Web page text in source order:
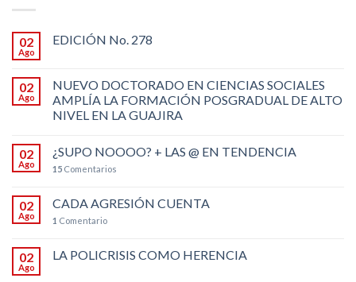
02
Ago
EDICIÓN No. 278
02
Ago
NUEVO DOCTORADO EN CIENCIAS SOCIALES
AMPLÍA LA FORMACIÓN POSGRADUAL DE ALTO
NIVEL EN LA GUAJIRA
02
Ago
¿SUPO NOOOO? + LAS @ EN TENDENCIA
15 Comentarios
02
Ago
CADA AGRESIÓN CUENTA
1 Comentario
02
Ago
LA POLICRISIS COMO HERENCIA